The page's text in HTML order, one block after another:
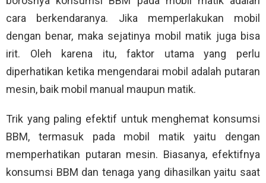
cara berkendaranya. Jika memperlakukan mobil
dengan benar, maka sejatinya mobil matik juga bisa
irit. Oleh karena itu, faktor utama yang perlu
diperhatikan ketika mengendarai mobil adalah putaran
mesin, baik mobil manual maupun matik.
Trik yang paling efektif untuk menghemat konsumsi
BBM, termasuk pada mobil matik yaitu dengan
memperhatikan putaran mesin. Biasanya, efektifnya
konsumsi BBM dan tenaga yang dihasilkan yaitu saat